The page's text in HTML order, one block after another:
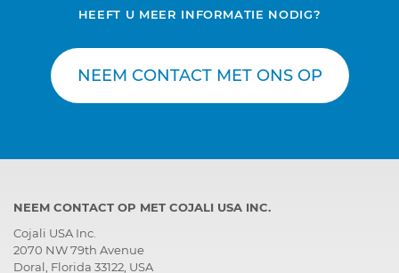
HEEFT U MEER INFORMATIE NODIG?
NEEM CONTACT MET ONS OP
NEEM CONTACT OP MET COJALI USA INC.
Cojali USA Inc.
2070 NW 79th Avenue
Doral, Florida 33122, USA